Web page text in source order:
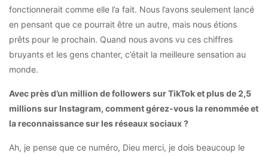
fonctionnerait comme elle l’a fait. Nous l’avons seulement lancé
en pensant que ce pourrait être un autre, mais nous étions
prêts pour le prochain. Quand nous avons vu ces chiffres
bruyants et les gens chanter, c’était la meilleure sensation au
monde.
Avec près d’un million de followers sur TikTok et plus de 2,5
millions sur Instagram, comment gérez-vous la renommée et
la reconnaissance sur les réseaux sociaux ?
Ah, je pense que ce numéro, Dieu merci, je dois beaucoup le